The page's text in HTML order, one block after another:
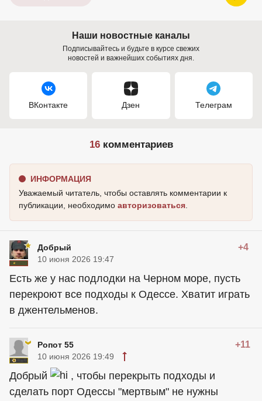
Наши новостные каналы
Подписывайтесь и будьте в курсе свежих
новостей и важнейших событиях дня.
ВКонтакте Дзен Телеграм
16комментариев
ИНФОРМАЦИЯ
Уважаемый читатель, чтобы оставлять комментарии к
публикации, необходимо авторизоваться
Добрый +4
10 июня 2026 19:47
Есть же у нас подлодки на Черном море, пусть
перекроют все подходы к Одессе. Хватит играть
в джентельменов.
Ропот 55 +11
10 июня 2026 19:49
Добрый
, чтобы перекрыть подходы и
сделать порт Одессы "мертвым" не нужны